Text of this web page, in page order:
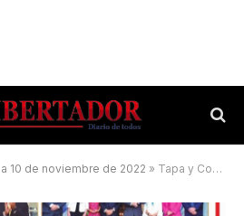
10 de noviembre de 2022 » Tapa y Contratapa 2 de marzo de 2023